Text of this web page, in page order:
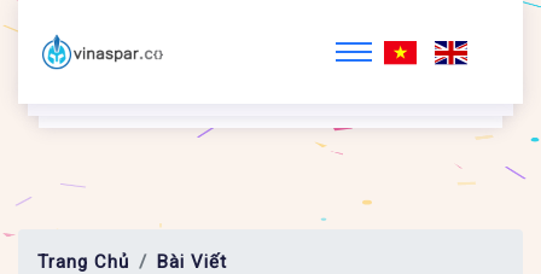
Trang Chủ
Bài Viết